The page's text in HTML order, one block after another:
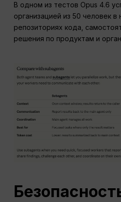
В одном из тестов Opus 4.6
организацией из 50 человек в
репозиториях кода,
решения по продуктам и